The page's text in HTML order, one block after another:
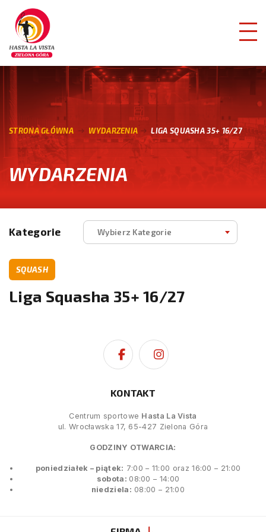
STRONA GŁÓWNA WYDARZENIA LIGA SQUASHA 35+ 16/27
WYDARZENIA
Kategorie Wybierz Kategorie
SQUASH
Liga Squasha 35+ 16/27
KONTAKT
Centrum sportowe Hasta La Vista
ul. Wrocławska 17, 65-427 Zielona Góra
GODZINY OTWARCIA:
poniedziałek – piątek: 7:00 – 11:00 oraz 16:00 – 21:00
sobota: 08:00 – 14:00
niedziela: 08:00 – 21:00